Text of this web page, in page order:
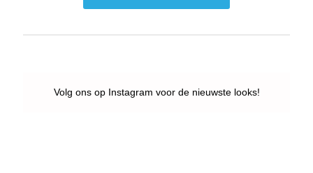
Volg ons op Instagram voor de nieuwste looks!